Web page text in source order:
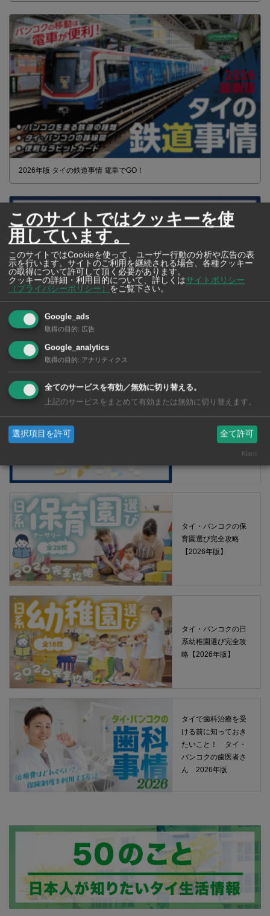
2026年版 タイの鉄道事情 電車でGO！
【タイ・バンコク】 マルシェトンロー内の「TOPS」で買える薬
2026年版
【タイ・バンコ
ク】 コンビニ（セ
ブンイレブン）で買
タイ・バンコクの保
育園選び完全攻略
【2026年版】
タイ・バンコクの日
系幼稚園選び完全攻
略【2026年版】
タイで歯科治療を受
ける前に知っておき
たいこと！ タイ・
バンコクの歯医者さ
ん 2026年版
このサイトではクッキーを使
用しています。
このサイトではCookieを使って、ユーザー行動の分析や広告の表
示を行います。サイトのご利用を継続される場合、各種クッキー
の取得について許可して頂く必要があります。
クッキーの詳細・利用目的について、詳しくはサイトポリシー
（プライバシーポリシー）
をご覧下さい。
Google_ads
取得の目的: 広告
Google_analytics
取得の目的: アナリティクス
全てのサービスを有効／無効に切り替える。
上記のサービスをまとめて有効または無効に切り替えます。
選択項目を許可 全て許可
Klaro